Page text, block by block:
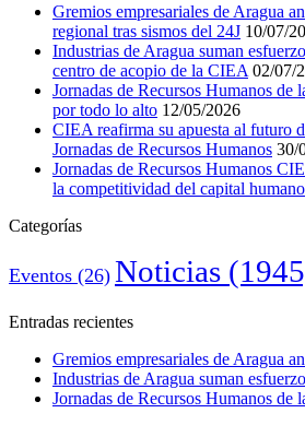
Gremios empresariales de Aragua
regional tras sismos del 24J 10/07/
Industrias de Aragua suman
centro de acopio de la CIEA 02/07/
Jornadas de Recursos Humanos de
por todo lo alto 12/05/2026
CIEA reafirma su apuesta al futuro
Jornadas de Recursos Humanos 30/
Jornadas de Recursos Humanos
la competitividad del capital humano
Categorías
Eventos (26) Noticias
Entradas recientes
Gremios empresariales de Aragua
Industrias de Aragua suman
Jornadas de Recursos Humanos